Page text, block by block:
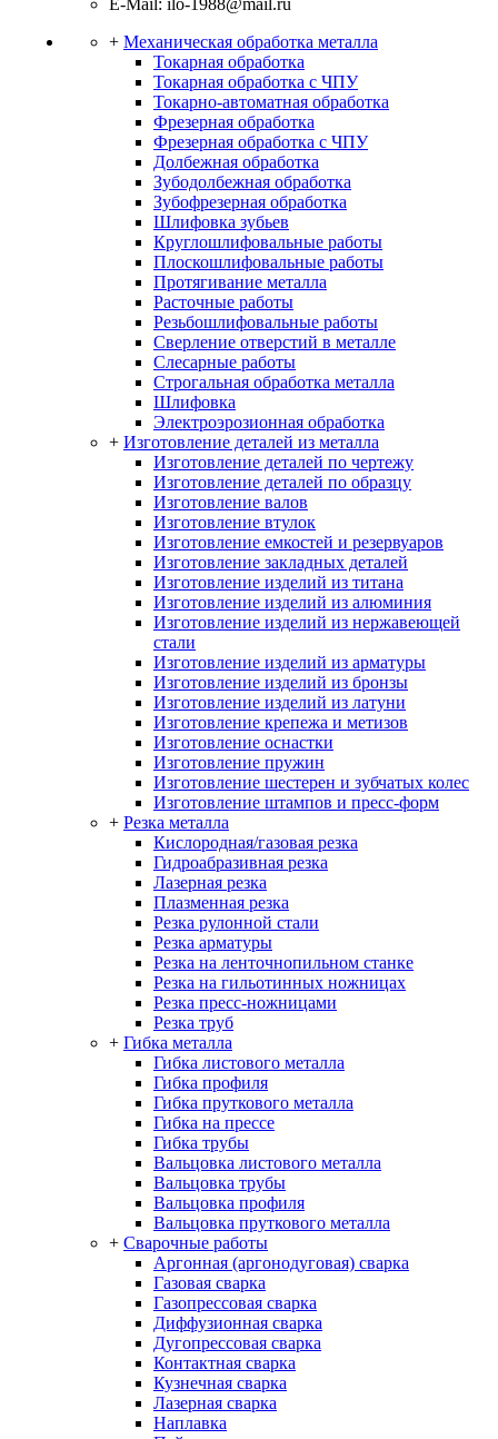
E-Mail: ilo-1988@mail.ru
+ Механическая обработка металла
Токарная обработка
Токарная обработка с ЧПУ
Токарно-автоматная обработка
Фрезерная обработка
Фрезерная обработка c ЧПУ
Долбежная обработка
Зубодолбежная обработка
Зубофрезерная обработка
Шлифовка зубьев
Круглошлифовальные работы
Плоскошлифовальные работы
Протягивание металла
Расточные работы
Резьбошлифовальные работы
Сверление отверстий в металле
Слесарные работы
Строгальная обработка металла
Шлифовка
Электроэрозионная обработка
+ Изготовление деталей из металла
Изготовление деталей по чертежу
Изготовление деталей по образцу
Изготовление валов
Изготовление втулок
Изготовление емкостей и резервуаров
Изготовление закладных деталей
Изготовление изделий из титана
Изготовление изделий из алюминия
Изготовление изделий из нержавеющей
стали
Изготовление изделий из арматуры
Изготовление изделий из бронзы
Изготовление изделий из латуни
Изготовление крепежа и метизов
Изготовление оснастки
Изготовление пружин
Изготовление шестерен и зубчатых колес
Изготовление штампов и пресс-форм
+ Резка металла
Кислородная/газовая резка
Гидроабразивная резка
Лазерная резка
Плазменная резка
Резка рулонной стали
Резка арматуры
Резка на ленточнопильном станке
Резка на гильотинных ножницах
Резка пресс-ножницами
Резка труб
+ Гибка металла
Гибка листового металла
Гибка профиля
Гибка пруткового металла
Гибка на прессе
Гибка трубы
Вальцовка листового металла
Вальцовка трубы
Вальцовка профиля
Вальцовка пруткового металла
+ Сварочные работы
Аргонная (аргонодуговая) сварка
Газовая сварка
Газопрессовая сварка
Диффузионная сварка
Дугопрессовая сварка
Контактная сварка
Кузнечная сварка
Лазерная сварка
Наплавка